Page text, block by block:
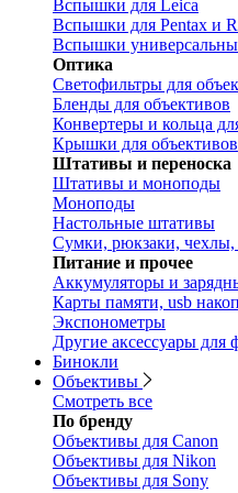
Вспышки для Leica
Вспышки для Pentax и
Вспышки
Оптика
Светофильтры для
Бленды для объективов
Конвертеры и кольца
Крышки для объективов
Штативы и переноска
Штативы и моноподы
Моноподы
Настольные штативы
Сумки, рюкзаки, чехлы,
Питание и прочее
Аккумуляторы и
Карты памяти, usb
Экспонометры
Другие аксессуары для
Бинокли
Объективы
Смотреть все
По бренду
Объективы для Canon
Объективы для Nikon
Объективы для Sony